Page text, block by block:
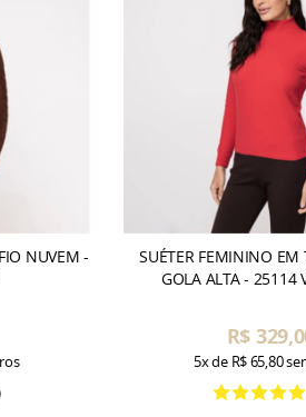
NUVEM -
SUÉTER FEMININO EM
GOLA ALTA - 25114
R$
5xde R$ 65,80